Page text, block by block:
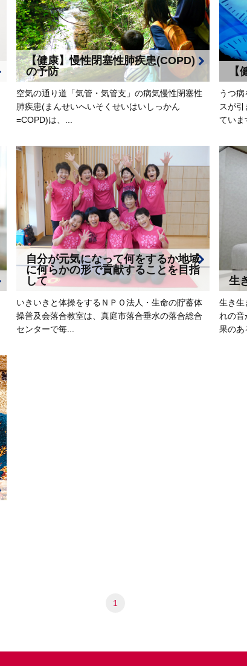
【健康】慢性閉塞性肺疾患(COPD)
の予防
空気の通り道「気管・気管支」の病気慢性閉塞性
肺疾患(まんせいへいそくせいはいしっかん
=COPD)は、...
うつ
スが
ていま
自分が元気になって何をするか地域
に何らかの形で貢献することを目指
して
いきいきと体操をするＮＰＯ法人・生命の貯蓄体
操普及会落合教室は、真庭市落合垂水の落合総合
センターで毎...
生
生き生
れの音
果のあ
1